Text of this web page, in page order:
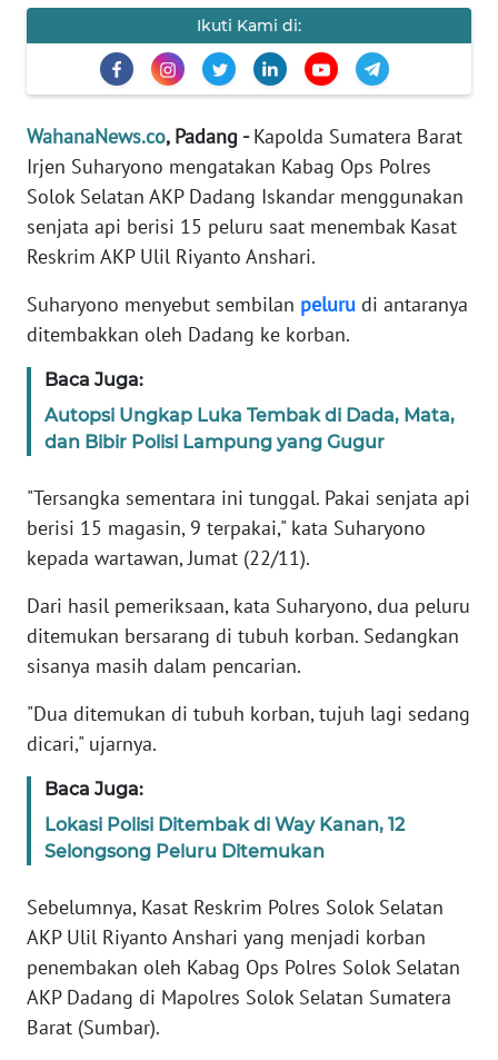
Ikuti Kami di:
WahanaNews.co, Padang -Kapolda Sumatera Barat
Irjen Suharyono mengatakan Kabag Ops Polres
Solok Selatan AKP Dadang Iskandar menggunakan
senjata api berisi 15 peluru saat menembak Kasat
Reskrim AKP Ulil Riyanto Anshari.
Suharyono menyebut sembilan peluru di antaranya
ditembakkan oleh Dadang ke korban.
Baca Juga:
Autopsi Ungkap Luka Tembak di Dada, Mata,
dan Bibir Polisi Lampung yang Gugur
"Tersangka sementara ini tunggal. Pakai senjata api
berisi 15 magasin, 9 terpakai," kata Suharyono
kepada wartawan, Jumat (22/11).
Dari hasil pemeriksaan, kata Suharyono, dua peluru
ditemukan bersarang di tubuh korban. Sedangkan
sisanya masih dalam pencarian.
"Dua ditemukan di tubuh korban, tujuh lagi sedang
dicari," ujarnya.
Baca Juga:
Lokasi Polisi Ditembak di Way Kanan, 12
Selongsong Peluru Ditemukan
Sebelumnya, Kasat Reskrim Polres Solok Selatan
AKP Ulil Riyanto Anshari yang menjadi korban
penembakan oleh Kabag Ops Polres Solok Selatan
AKP Dadang di Mapolres Solok Selatan Sumatera
Barat (Sumbar).
Informasi
INDEKS
BERITA
KONTAK
KAMI
INFO
IKLAN
KAMI
PEDOMAN
MEDIA
SIBER
REDAKSI
KARIR
Wahana
WN
SUMUT
JAKARTA